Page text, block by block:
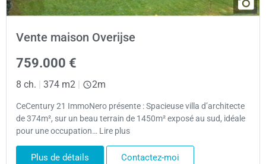
Vente maison Overijse
759.000 €
8 ch. | 374 m2 | 2m
CeCentury 21 ImmoNero présente : Spacieuse villa d’architecte
de 374m², sur un beau terrain de 1450m² exposé au sud, idéale
pour une occupation… Lire plus
Plus de détails Contactez-moi